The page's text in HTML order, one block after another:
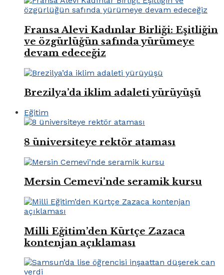
Fransa Alevi Kadınlar Birliği: Eşitliğin
ve özgürlüğün safında yürümeye
devam edeceğiz
Brezilya’da iklim adaleti yürüyüşü
Eğitim
8 üniversiteye rektör ataması
Mersin Cemevi’nde seramik kursu
Milli Eğitim’den Kürtçe Zazaca
kontenjan açıklaması